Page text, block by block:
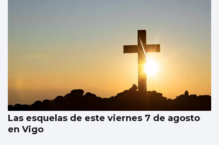
Las esquelas de este viernes 7 de agosto
en Vigo